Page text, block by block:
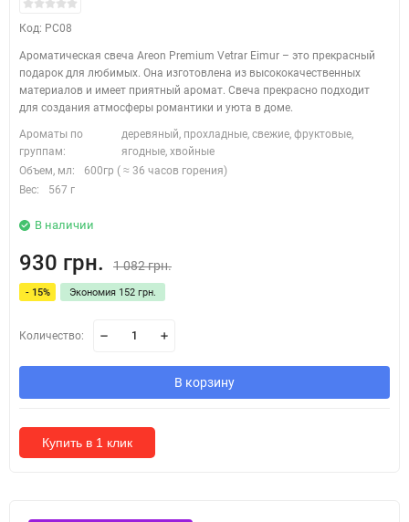
Код: PC08
Ароматическая свеча Areon Premium Vetrar Eimur – это прекрасный
подарок для любимых. Она изготовлена из высококачественных
материалов и имеет приятный аромат. Свеча прекрасно подходит
для создания атмосферы романтики и уюта в доме.
Ароматы по
группам:
деревяный, прохладные, свежие, фруктовые,
ягодные, хвойные
Объем, мл:
600гр ( ≈ 36 часов горения)
Вес:
567 г
В наличии
930 грн. 1 082 грн.
- 15% Экономия 152 грн.
Количество:
В корзину
Купить в 1 клик